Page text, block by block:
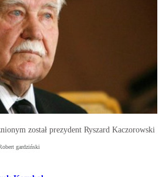
został prezydent Ryszard Kaczorowski
gardziński